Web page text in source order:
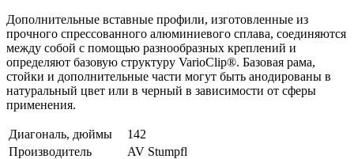
Дополнительные вставные профили, изготовленные из
прочного спрессованного алюминиевого сплава, соединяются
между собой с помощью разнообразных креплений и
определяют базовую структуру VarioClip®. Базовая рама,
стойки и дополнительные части могут быть анодированы в
натуральный цвет или в черный в зависимости от сферы
применения.
Диагональ, дюймы
142
Производитель
AV Stumpfl